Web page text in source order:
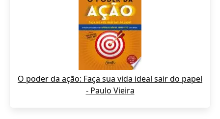
O poder da ação: Faça sua vida ideal sair do papel
- Paulo Vieira